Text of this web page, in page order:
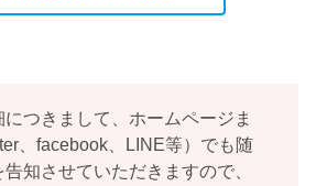
つきまして、ホームページま
、facebook、LINE等）でも随
知させていただきますので、